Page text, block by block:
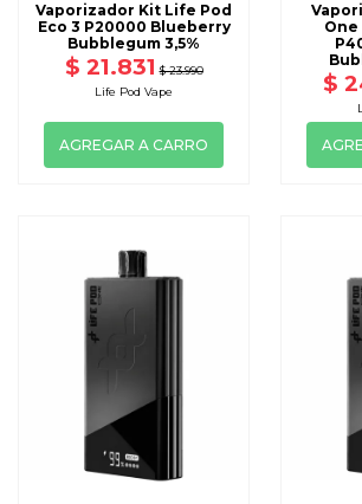
Vaporizador Kit Life Pod
Eco 3 P20000 Blueberry
Bubblegum 3,5%
$ 21.831 $ 23.990
Life Pod Vape
AGREGAR A CARRO
One
$